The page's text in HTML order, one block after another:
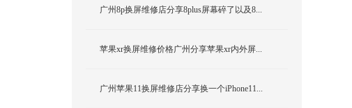
广州8p换屏维修店分享8plus屏幕碎了以及8...
苹果xr换屏维修价格广州分享苹果xr内外屏...
广州苹果11换屏维修店分享换一个iPhone11...